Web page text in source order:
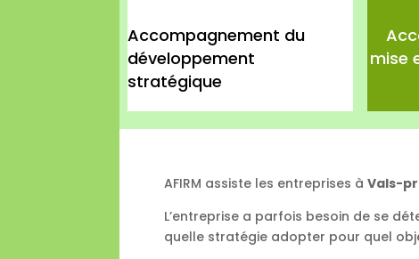
Accompagnement du
développement
stratégique
mise
AFIRM assiste les entreprises àVals-
L’entreprise a parfois besoin de se
quelle stratégie adopter pour quel